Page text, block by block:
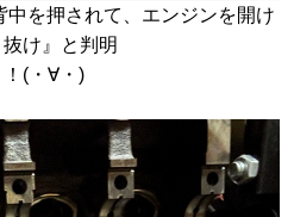
中を押されて、エンジンを開け
け』と判明
(・∀・)